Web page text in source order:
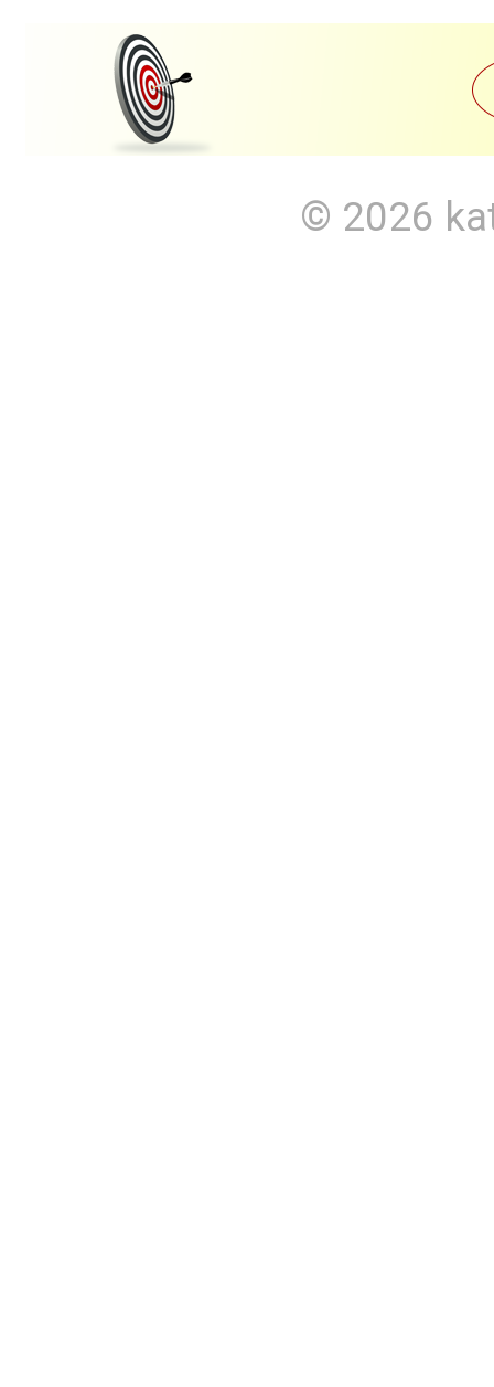
© 2026